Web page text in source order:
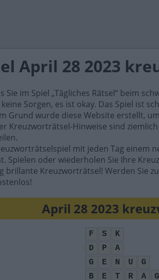
April 28 2023
Sie im Spiel „Tägliches Rätsel“ beim
Sorgen, es ist okay. Das Spiel ist
Grund wurde diese Website erstellt,
Kreuzworträtsel-Hinweise sind
mit jeden Tag einem
Spielen oder wiederholen Sie Ihre
brillante Kreuzworträtsel! Werden Sie
April 28 2023
F S
K
D
P
A
G
E N U
G
B
E T R A
G